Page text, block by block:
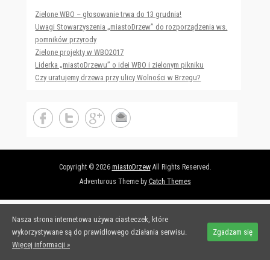
Zielone WBO – głosowanie trwa do 13 grudnia!
Uwagi Stowarzyszenia „miastoDrzew” do rozporządzenia ws.
pomników przyrody
Zielone projekty w WBO2017
Liderka „miastoDrzewu” o idei WBO i zielonym pikniku
Czy uratujemy drzewa przy ulicy Wolności w Brzegu?
Copyright © 2026 miastoDrzewAll Rights Reserved.
Adventurous Theme by Catch Themes
Nasza strona internetowa używa ciasteczek, które
wykorzystywane są do prawidłowego działania serwisu.
Więcej informacji »
Zgadzam się